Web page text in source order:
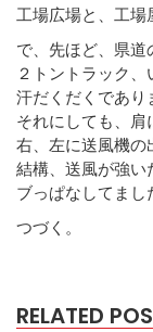
工場広場と、工場
で、先ほど、県道
２トントラック、
汗だくだくであり
それにしても、肩
右、左に送風機の
結構、送風が強い
ブっぱなしてまし
つづく。
RELATED